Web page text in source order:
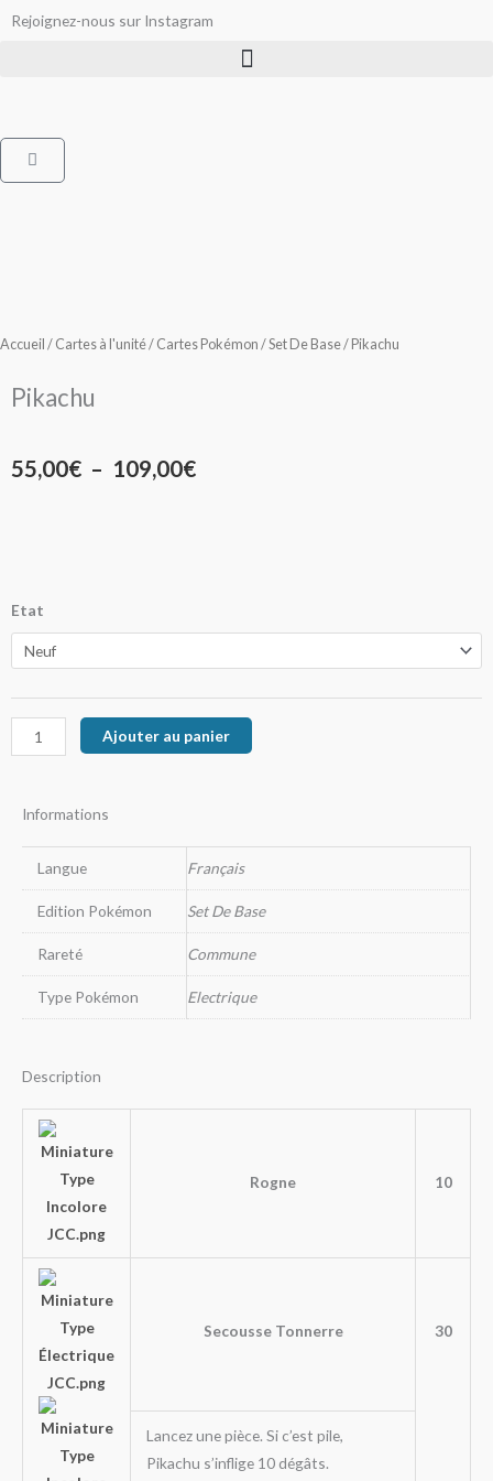
AllerRejoignez-nous sur Instagram
Panier
Accueil / Cartes à l'unité/ Cartes Pokémon /Set De Base/ Pikachu
Pikachu
55,00€ – 109,00€Plage
à
109,00€
Etat
quantité
de
Pikachu
Ajouter au panier
Informations
Langue Français
Edition Pokémon Set De Base
Rareté Commune
Type Pokémon Electrique
Description
Rogne 10
Secousse Tonnerre 30
Lancez une pièce. Si c’est pile,
Pikachu s’inflige 10 dégâts.